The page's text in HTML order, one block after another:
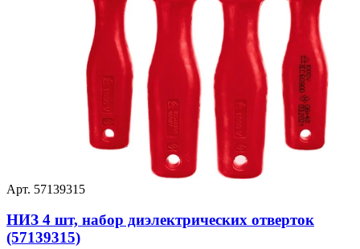
Арт. 57139315
НИЗ 4 шт, набор диэлектрических отверток
(57139315)